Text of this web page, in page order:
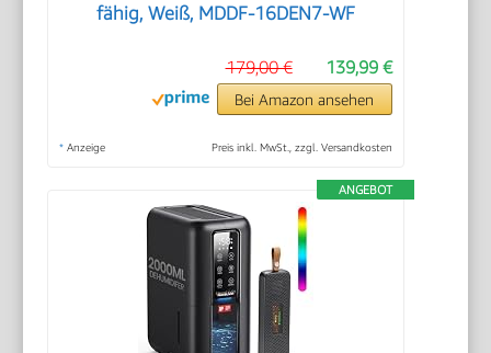
fähig, Weiß, MDDF-16DEN7-WF
139,99 €
179,00 €
Bei Amazon ansehen
* Anzeige Preis inkl. MwSt., zzgl. Versandkosten
ANGEBOT